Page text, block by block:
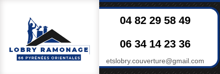
04 82 29 58 49
06 34 14 23 36
etslobry.couverture@gmail.com